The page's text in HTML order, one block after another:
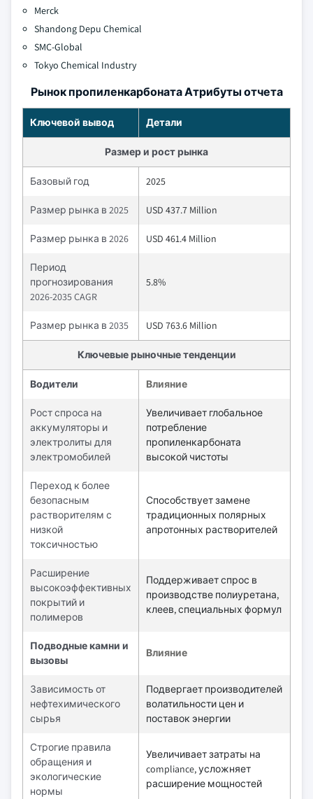
Merck
Shandong Depu Chemical
SMC-Global
Tokyo Chemical Industry
Рынок пропиленкарбоната Атрибуты отчета
Ключевой вывод Детали
Размер и рост рынка
Базовый год 2025
Размер рынка в 2025 USD 437.7 Million
Размер рынка в 2026 USD 461.4 Million
Период
прогнозирования
2026-2035 CAGR
5.8%
Размер рынка в 2035 USD 763.6 Million
Ключевые рыночные тенденции
Водители Влияние
Рост спроса на
аккумуляторы и
электролиты для
электромобилей
Увеличивает глобальное
потребление
пропиленкарбоната
высокой чистоты
Переход к более
безопасным
растворителям с
низкой
токсичностью
Способствует замене
традиционных полярных
апротонных растворителей
Расширение
высокоэффективных
покрытий и
полимеров
Поддерживает спрос в
производстве полиуретана,
клеев, специальных формул
Подводные камни и
вызовы
Влияние
Зависимость от
нефтехимического
сырья
Подвергает производителей
волатильности цен и
поставок энергии
Строгие правила
обращения и
экологические
нормы
Увеличивает затраты на
compliance, усложняет
расширение мощностей